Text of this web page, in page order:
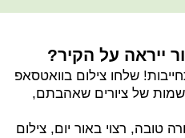
ייראה על הקיר?
שלחו צילום בוואטסאפ
של הקיר שלכם ורשמו 2-3 שמות של ציורים שאהבתם,
טובה, רצוי באור יום, צילום